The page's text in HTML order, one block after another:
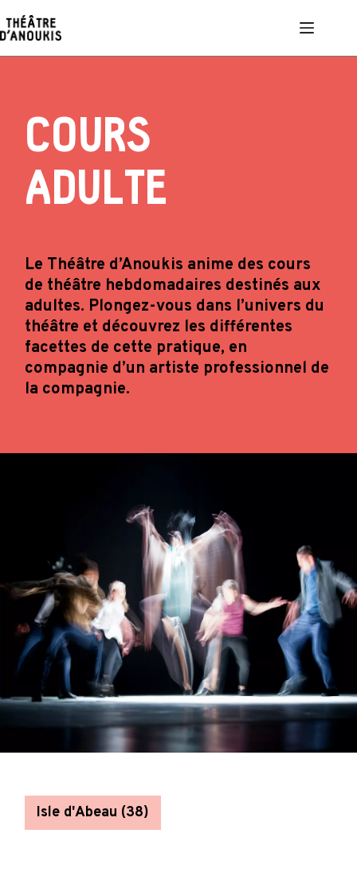
au
contenu
COURS
ADULTE
Le Théâtre d’Anoukis anime des cours
de théâtre hebdomadaires destinés aux
adultes. Plongez-vous dans l’univers du
théâtre et découvrez les différentes
facettes de cette pratique, en
compagnie d’un artiste professionnel de
la compagnie.
Isle d'Abeau (38)